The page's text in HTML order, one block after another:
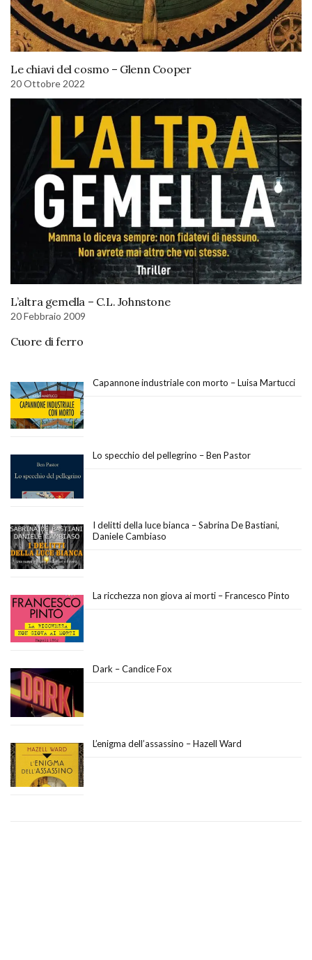
Le chiavi del cosmo – Glenn Cooper
20 Ottobre 2022
L’altra gemella – C.L. Johnstone
20 Febbraio 2009
Cuore di ferro
Capannone industriale con morto – Luisa Martucci
Lo specchio del pellegrino – Ben Pastor
I delitti della luce bianca – Sabrina De Bastiani,
Daniele Cambiaso
La ricchezza non giova ai morti – Francesco Pinto
Dark – Candice Fox
L’enigma dell’assassino – Hazell Ward